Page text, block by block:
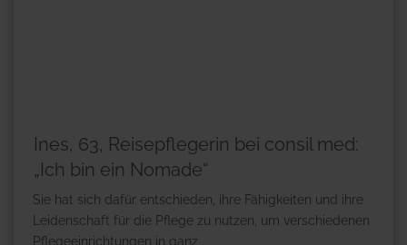
Ines, 63, Reisepflegerin bei consil med:
„Ich bin ein Nomade“
Sie hat sich dafür entschieden, ihre Fähigkeiten und ihre
Leidenschaft für die Pflege zu nutzen, um verschiedenen
Pflegeeinrichtungen in ganz ...